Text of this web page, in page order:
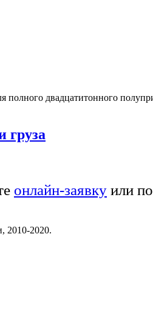
двадцатитонного
груза
онлайн-заявку или
2010-2020.